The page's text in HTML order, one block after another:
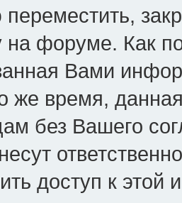
форуме. Как
Вами
же время,
без Вашего
доступ к